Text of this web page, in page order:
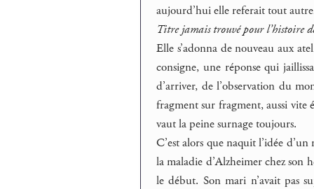
aujourd’hui elle referait tout
Titre jamais trouvé pour l’histoire
Elle s’adonna de nouveau aux
consigne, une réponse qui
d’arriver, de l’observation du
fragment sur fragment, aussi vite
vaut la peine surnage toujours.
C’est alors que naquit l’idée
la maladie d’Alzheimer chez son
le début. Son mari n’avait pas